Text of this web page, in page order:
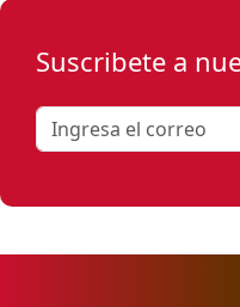
Suscribete a